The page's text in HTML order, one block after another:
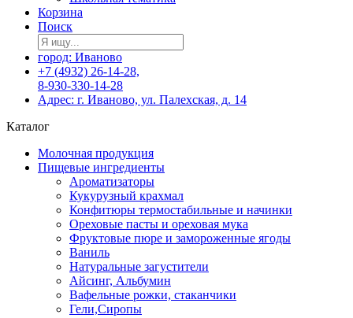
Корзина
Поиск
город: Иваново
+7 (4932) 26-14-28,
8-930-330-14-28
Адрес: г. Иваново, ул. Палехская, д. 14
Каталог
Молочная продукция
Пищевые ингредиенты
Ароматизаторы
Кукурузный крахмал
Конфитюры термостабильные и начинки
Ореховые пасты и ореховая мука
Фруктовые пюре и замороженные ягоды
Ваниль
Натуральные загустители
Айсинг, Альбумин
Вафельные рожки, стаканчики
Гели,Сиропы